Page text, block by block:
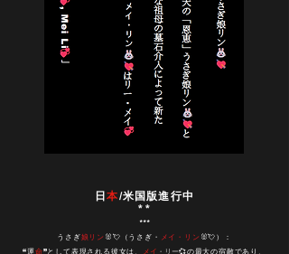
日本/米国版進行中
**
***
うさぎ娘リン 🐰💘（うさぎ・ メイ・リン 🐰💘）：
“運命”として表現される彼女は、 メイ ・リー💞の最大の宿敵であり、